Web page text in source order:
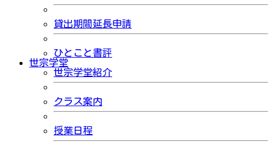
貸出期間延長申請
ひとこと書評
世宗学堂
世宗学堂紹介
クラス案内
授業日程